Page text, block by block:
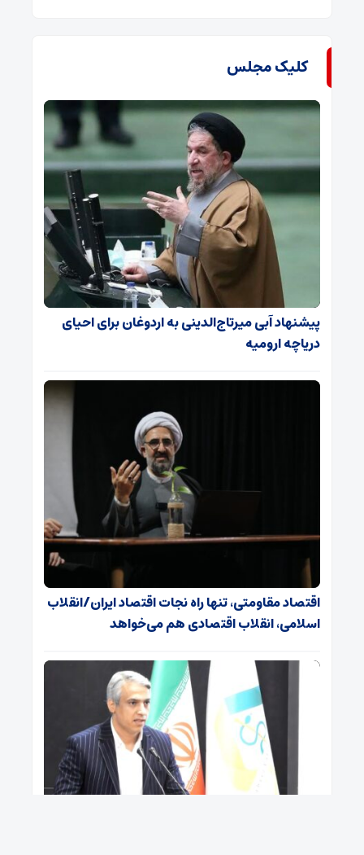
کلیک مجلس
پیشنهاد آبی میرتاج‌الدینی‌ به اردوغان برای احیای
دریاچه ارومیه
اقتصاد مقاومتی، تنها راه نجات اقتصاد ایران/انقلاب
اسلامی، انقلاب اقتصادی هم می‌خواهد